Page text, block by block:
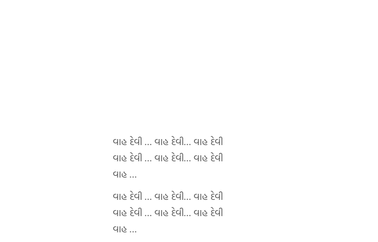
વાહ દેવી … વાહ દેવી… વાહ દેવી
વાહ દેવી … વાહ દેવી… વાહ દેવી
વાહ …
વાહ દેવી … વાહ દેવી… વાહ દેવી
વાહ દેવી … વાહ દેવી… વાહ દેવી
વાહ …